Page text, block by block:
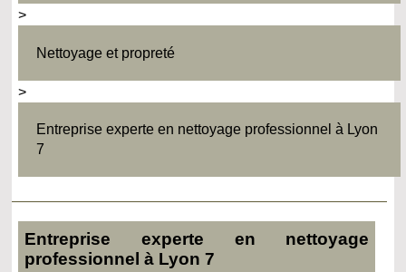
>
Nettoyage et propreté
>
Entreprise experte en nettoyage professionnel à Lyon
7
Entreprise experte en nettoyage
professionnel à Lyon 7